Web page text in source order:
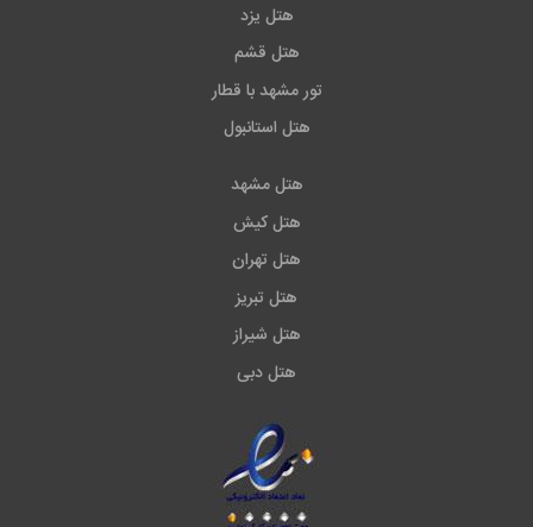
هتل یزد
هتل قشم
تور مشهد با قطار
هتل استانبول
هتل مشهد
هتل کیش
هتل تهران
هتل تبریز
هتل شیراز
هتل دبی